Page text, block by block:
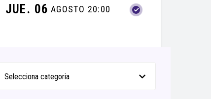
JUE. 06 AGOSTO 20:00
Selecciona categoria